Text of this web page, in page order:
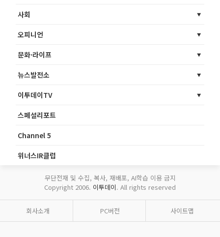
사회
오피니언
문화·라이프
뉴스발전소
이투데이TV
스페셜리포트
Channel 5
위너스IR클럽
무단전재 및 수집, 복사, 재배포, AI학습 이용 금지
Copyright 2006. 이투데이. All rights reserved
회사소개 PC버전 사이트맵